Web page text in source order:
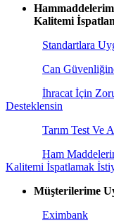
Kalitemi
Standartlara
Can
İhracat İçin
Desteklensin
Tarım Test Ve
Ham
Kalitemi İspatlamak
Müşterilerime
Eximbank